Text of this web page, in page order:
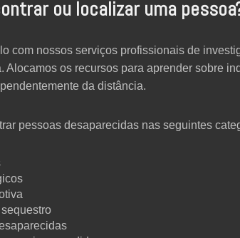
ou localizar uma
com nossos serviços profissionais de
Alocamos os recursos para aprender sobre
da distância.
pessoas desaparecidas nas seguintes